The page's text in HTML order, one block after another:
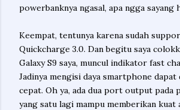
powerbanknya ngasal, apa ngga sayang
Keempat, tentunya karena sudah
Quickcharge 3.0. Dan begitu saya
Galaxy S9 saya, muncul indikator fast
Jadinya mengisi daya smartphone dapat
cepat. Oh ya, ada dua port output pada
yang satu lagi mampu memberikan kuat